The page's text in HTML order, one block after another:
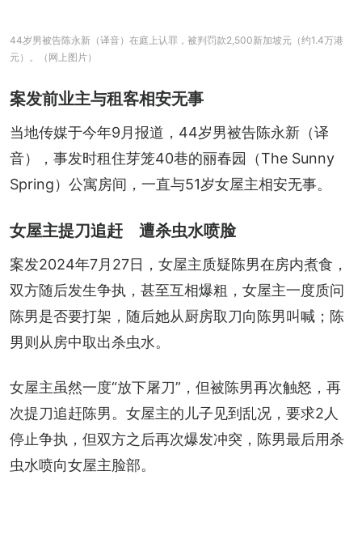
44岁男被告陈永新（译音）在庭上认罪，被判罚款2,500新加坡元（约1.4万港
元）。（网上图片）
案发前业主与租客相安无事
当地传媒于今年9月报道，44岁男被告陈永新（译
音），事发时租住芽笼40巷的丽春园（The Sunny
Spring）公寓房间，一直与51岁女屋主相安无事。
女屋主提刀追赶 遭杀虫水喷脸
案发2024年7月27日，女屋主质疑陈男在房内煮食，
双方随后发生争执，甚至互相爆粗，女屋主一度质问
陈男是否要打架，随后她从厨房取刀向陈男叫喊；陈
男则从房中取出杀虫水。
女屋主虽然一度“放下屠刀”，但被陈男再次触怒，再
次提刀追赶陈男。女屋主的儿子见到乱况，要求2人
停止争执，但双方之后再次爆发冲突，陈男最后用杀
虫水喷向女屋主脸部。